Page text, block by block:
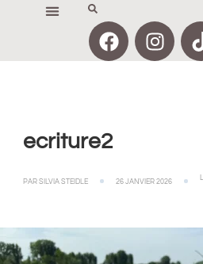
ecriture2
PAR SILVIA STEIDLE 26 JANVIER 2026